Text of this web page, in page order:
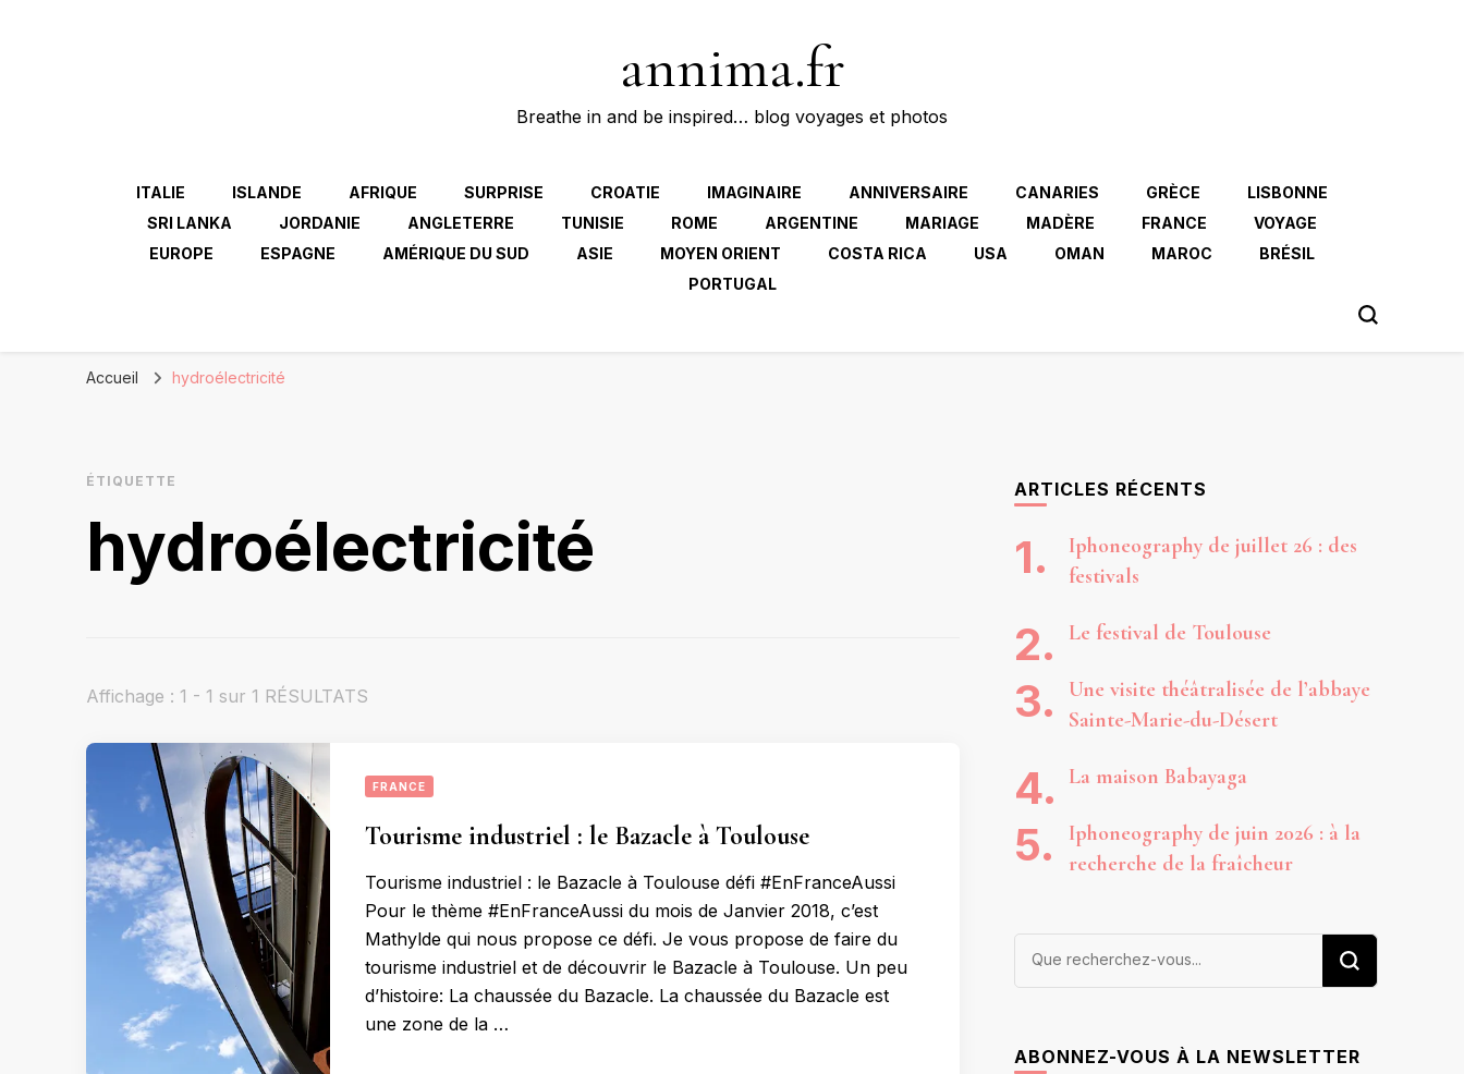
annima.fr
Breathe in and be inspired… blog voyages et photos
ITALIE ISLANDE AFRIQUE SURPRISE CROATIE IMAGINAIRE ANNIVERSAIRE CANARIES GRÈCE
LISBONNE
SRI LANKA
JORDANIE ANGLETERRE TUNISIE ROME ARGENTINE MARIAGE MADÈRE FRANCE
VOYAGE
EUROPE
ESPAGNE AMÉRIQUE DU SUD ASIE MOYEN ORIENT COSTA RICA USA OMAN MAROC
BRÉSIL
PORTUGAL
Accueil hydroélectricité
ÉTIQUETTE
hydroélectricité
Affichage : 1 - 1 sur 1 RÉSULTATS
FRANCE
Tourisme industriel : le Bazacle à Toulouse
Tourisme industriel : le Bazacle à Toulouse défi #EnFranceAussi
Pour le thème #EnFranceAussi du mois de Janvier 2018, c’est
Mathylde qui nous propose ce défi. Je vous propose de faire du
tourisme industriel et de découvrir le Bazacle à Toulouse. Un peu
d’histoire: La chaussée du Bazacle. La chaussée du Bazacle est
une zone de la …
ARTICLES RÉCENTS
Iphoneography de juillet 26 : des
festivals
Le festival de Toulouse
Une visite théâtralisée de l’abbaye
Sainte-Marie-du-Désert
La maison Babayaga
Iphoneography de juin 2026 : à la
recherche de la fraîcheur
Vous
ABONNEZ-VOUS À LA NEWSLETTER